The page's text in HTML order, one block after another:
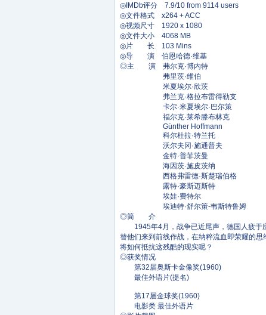
◎IMDb评分 7.9/10 from 9114 users
◎文件格式 x264 + ACC
◎视频尺寸 1920 x 1080
◎文件大小 4068 MB
◎片 长 103 Mins
◎导 演 伯恩哈德·维基
◎主 演 弗尔克·博内特
弗里茨·维伯
米夏埃尔·欣茨
弗兰克·格拉布雷得勒支
卡尔·米夏埃尔·巴尔策
福尔克·莱希滕布林克
Günther Hoffmann
科尔杜拉·特兰托
沃尔夫冈·施通普夫
金特·普菲茨曼
海因茨·施皮茨纳
西格弗雷德·斯楚瑞伯格
露特·豪斯迈斯特
埃娃·费特尔
埃迪特·舒尔策-韦斯特鲁姆
◎简 介
1945年4月，战争已近尾声，德国人疲于应
替他们来到前线作战，在纳粹流血即荣耀的
将如何抵抗这残酷的现实呢？
◎获奖情况
第32届奥斯卡金像奖(1960)
最佳外语片(提名)
第17届金球奖(1960)
电影类 最佳外语片